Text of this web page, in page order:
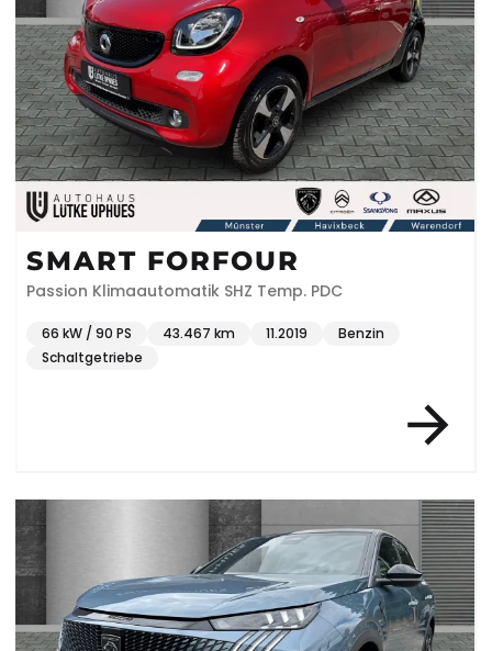
SMART FORFOUR
Passion Klimaautomatik SHZ Temp. PDC
66 kW / 90 PS 43.467 km 11.2019
Benzin
Schaltgetriebe